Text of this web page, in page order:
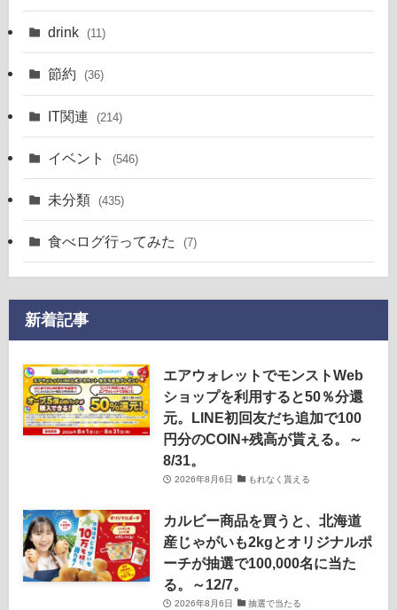
drink (11)
節約 (36)
IT関連 (214)
イベント (546)
未分類 (435)
食べログ行ってみた (7)
新着記事
エアウォレットでモンストWeb
ショップを利用すると50％分還
元。LINE初回友だち追加で100
円分のCOIN+残高が貰える。～
8/31。
2026年8月6日 もれなく貰える
カルビー商品を買うと、北海道
産じゃがいも2kgとオリジナルポ
ーチが抽選で100,000名に当た
る。～12/7。
2026年8月6日 抽選で当たる